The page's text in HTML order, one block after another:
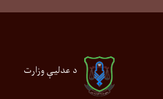
د عدلیې وزارت